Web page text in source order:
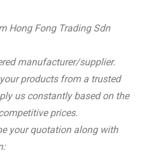
Hong Fong Trading Sdn
manufacturer/supplier.
products from a trusted
us constantly based on the
prices.
your quotation along with